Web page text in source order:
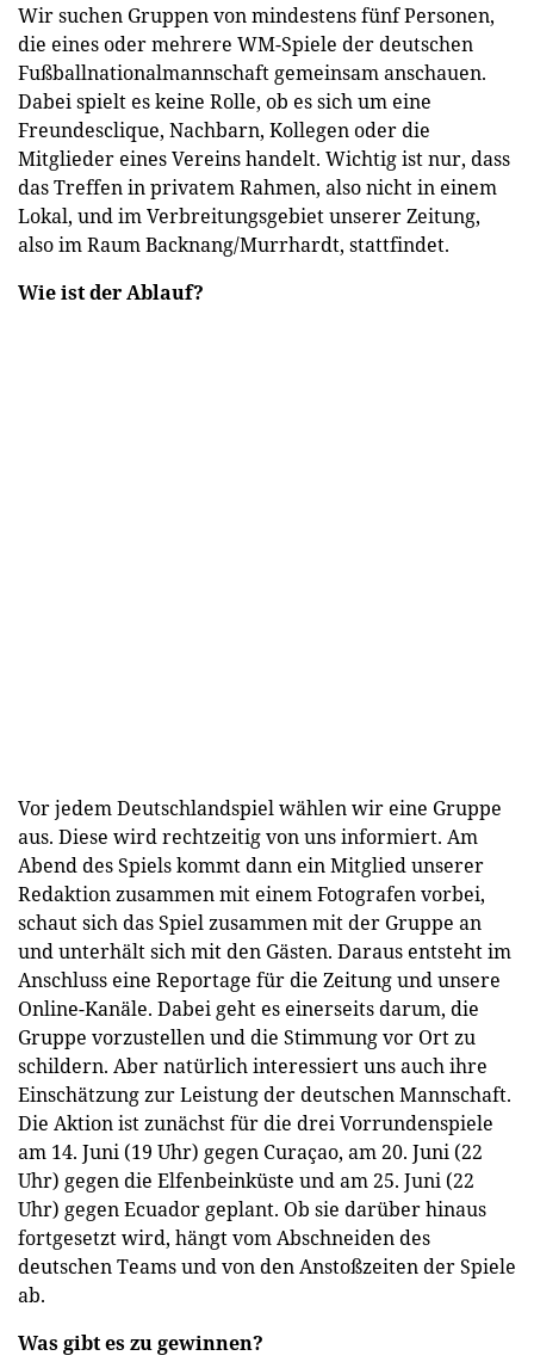
Wir suchen Gruppen von mindestens fünf Personen,
die eines oder mehrere WM-Spiele der deutschen
Fußballnationalmannschaft gemeinsam anschauen.
Dabei spielt es keine Rolle, ob es sich um eine
Freundesclique, Nachbarn, Kollegen oder die
Mitglieder eines Vereins handelt. Wichtig ist nur, dass
das Treffen in privatem Rahmen, also nicht in einem
Lokal, und im Verbreitungsgebiet unserer Zeitung,
also im Raum Backnang/Murrhardt, stattfindet.
Wie ist der Ablauf?
Vor jedem Deutschlandspiel wählen wir eine Gruppe
aus. Diese wird rechtzeitig von uns informiert. Am
Abend des Spiels kommt dann ein Mitglied unserer
Redaktion zusammen mit einem Fotografen vorbei,
schaut sich das Spiel zusammen mit der Gruppe an
und unterhält sich mit den Gästen. Daraus entsteht im
Anschluss eine Reportage für die Zeitung und unsere
Online-Kanäle. Dabei geht es einerseits darum, die
Gruppe vorzustellen und die Stimmung vor Ort zu
schildern. Aber natürlich interessiert uns auch ihre
Einschätzung zur Leistung der deutschen Mannschaft.
Die Aktion ist zunächst für die drei Vorrundenspiele
am 14. Juni (19 Uhr) gegen Curaçao, am 20. Juni (22
Uhr) gegen die Elfenbeinküste und am 25. Juni (22
Uhr) gegen Ecuador geplant. Ob sie darüber hinaus
fortgesetzt wird, hängt vom Abschneiden des
deutschen Teams und von den Anstoßzeiten der Spiele
ab.
Was gibt es zu gewinnen?